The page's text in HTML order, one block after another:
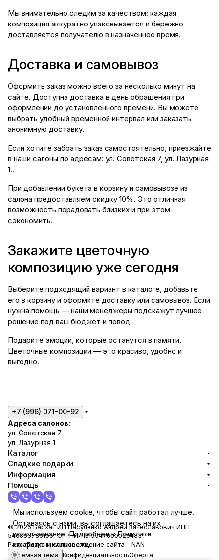
Мы внимательно следим за качеством: каждая
композиция аккуратно упаковывается и бережно
доставляется получателю в назначенное время.
Доставка и самовывоз
Оформить заказ можно всего за несколько минут на
сайте. Доступна доставка в день обращения при
оформлении до установленного времени. Вы можете
выбрать удобный временной интервал или заказать
анонимную доставку.
Если хотите забрать заказ самостоятельно, приезжайте
в наши салоны по адресам: ул. Советская 7, ул. Лазурная
1..
При добавлении букета в корзину и самовывозе из
салона предоставляем скидку 10%. Это отличная
возможность порадовать близких и при этом
сэкономить.
Закажите цветочную
композицию уже сегодня
Выберите подходящий вариант в каталоге, добавьте
его в корзину и оформите доставку или самовывоз. Если
нужна помощь — наши менеджеры подскажут лучшее
решение под ваш бюджет и повод.
Подарите эмоции, которые останутся в памяти.
Цветочные композиции — это красиво, удобно и
выгодно.
+7 (996) 071-00-92
Адреса салонов:
ул. Советская 7
ул. Лазурная 1
Каталог
Сладкие подарки
Информация
Помощь
© 2026 Бархат ИП Насуленко Андрей Вячеславович ИНН
540863736105, ОГРНИП 319547600029483
Разработка и сопровождение сайта - NAN
Темная тема КонфиденциальностьОферта
Мы используем cookie, чтобы сайт работал лучше.
Оставаясь с нами, вы соглашаетесь на их
использование. Подробнее в Политике
конфиденциальности.